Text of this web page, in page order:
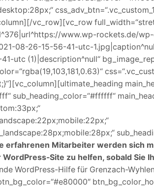
vc_row][vc_row
www.wp-rockets.de/
08-26-15-56-41-utc-
utc (1)|description^null“
sub_heading_color=“#ffffff“
erfahrenen Mitarbeiter werden sich
Site zu helfen, sobald Sie
WordPress-Hilfe für Grenzach-